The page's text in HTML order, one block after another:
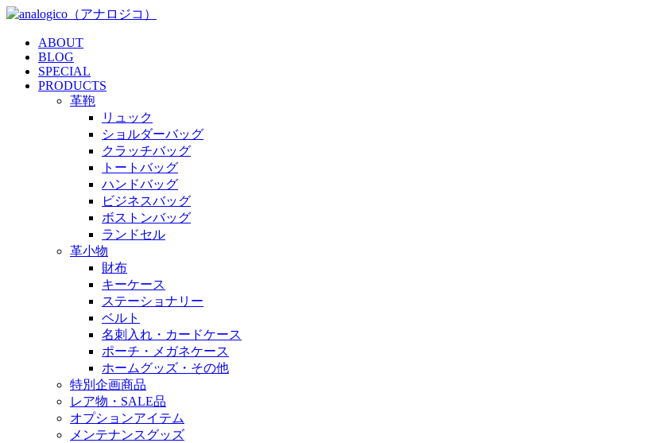
ABOUT
BLOG
SPECIAL
PRODUCTS
革鞄
リュック
ショルダーバッグ
クラッチバッグ
トートバッグ
ハンドバッグ
ビジネスバッグ
ボストンバッグ
ランドセル
革小物
財布
キーケース
ステーショナリー
ベルト
名刺入れ・カードケース
ポーチ・メガネケース
ホームグッズ・その他
特別企画商品
レア物・SALE品
オプションアイテム
メンテナンスグッズ